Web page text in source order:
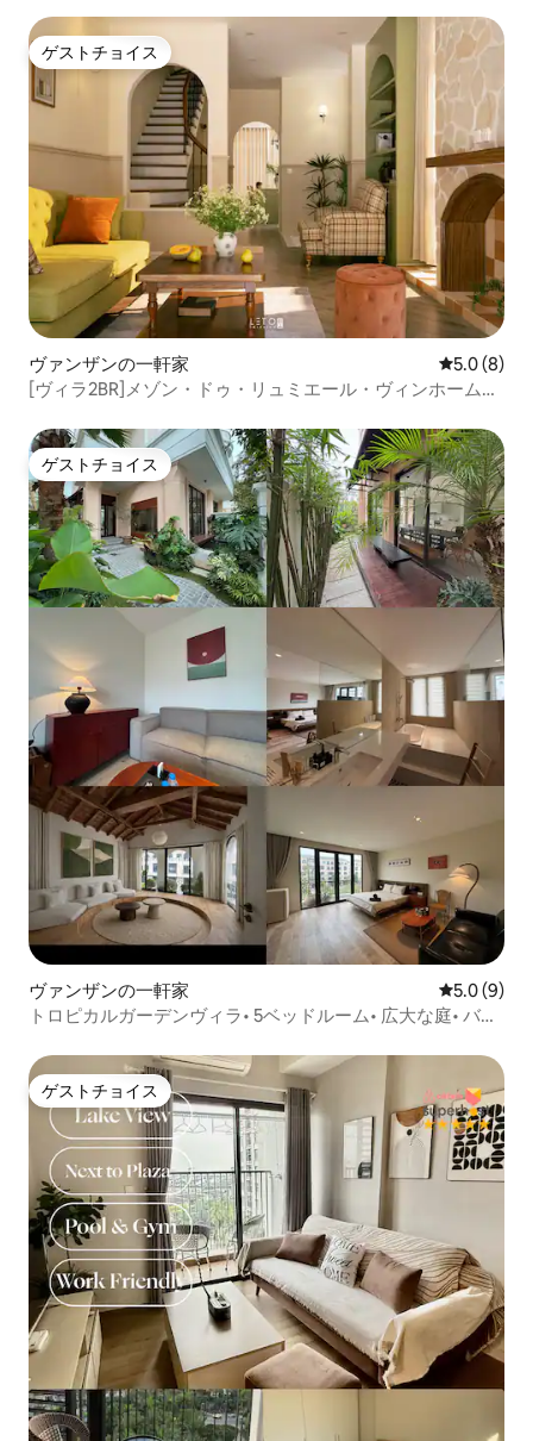
ゲストチョイス
ゲストチョイス
ヴァンザンの一軒家 レビュー8
5.0 (8)
[ヴィラ2BR]メゾン・ドゥ・リュミエール・ヴィンホームオ
ゲストチョイス
ゲストチョイス
ヴァンザンの一軒家 レビュー9
5.0 (9)
トロピカルガーデンヴィラ• 5ベッドルーム• 広大な庭• バー
ゲストチョイス
ゲストチョイス